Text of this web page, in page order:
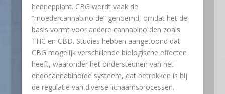
hennepplant. CBG wordt vaak de
“moedercannabinoïde” genoemd, omdat het de
basis vormt voor andere cannabinoïden zoals
THC en CBD. Studies hebben aangetoond dat
CBG mogelijk verschillende biologische effecten
heeft, waaronder het ondersteunen van het
endocannabinoïde systeem, dat betrokken is bij
de regulatie van diverse lichaamsprocessen.